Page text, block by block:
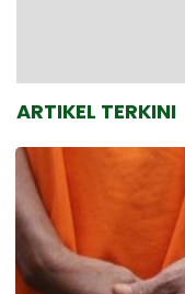
ARTIKEL TERKINI